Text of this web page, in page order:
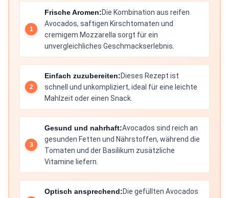
Frische Aromen:Die Kombination aus reifen
Avocados, saftigen Kirschtomaten und
cremigem Mozzarella sorgt für ein
unvergleichliches Geschmackserlebnis.
Einfach zuzubereiten:Dieses Rezept ist
schnell und unkompliziert, ideal für eine leichte
Mahlzeit oder einen Snack.
Gesund und nahrhaft:Avocados sind reich an
gesunden Fetten und Nährstoffen, während die
Tomaten und der Basilikum zusätzliche
Vitamine liefern.
Optisch ansprechend:Die gefüllten Avocados